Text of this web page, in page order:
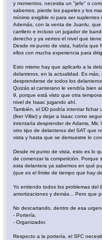
y momentos, necesita un "jefe" o
sabemos, pierde los papeles y los
mínimo exigible ni para ser suplentes
Además, con la venta de Juanlu,
carrilero e incluso un jugador de
derecho y ya vemos el nivel que
Desde mi punto de vista, habría que
ellos con mucha experiencia para
Esto mismo hay que aplicarlo a la
delanteros, en la actualidad. Es
desprenderse de todos los
Quizás al canterano le vendría bien
9, porque está visto que otra
nivel de Isaac jugando ahí.
También, el DD podría intentar fichar
(Iker Villar) y dejar a Isaac como
intentaría desprender de Adams,
otro tipo de delanteros del SAT que
vista y hasta que se demuestre lo
Desde mi punto de vista, esto es lo
de comenzar la competición. Porque
esta delantera ya sabemos en qué
(que es el límite de tiempo que hay
Yo entiendo todos los problemas del
amortizaciones y demás... Pero que
No descartando, dentro de esa
- Portería.
- Organizador.
Respecto a la portería, el SFC